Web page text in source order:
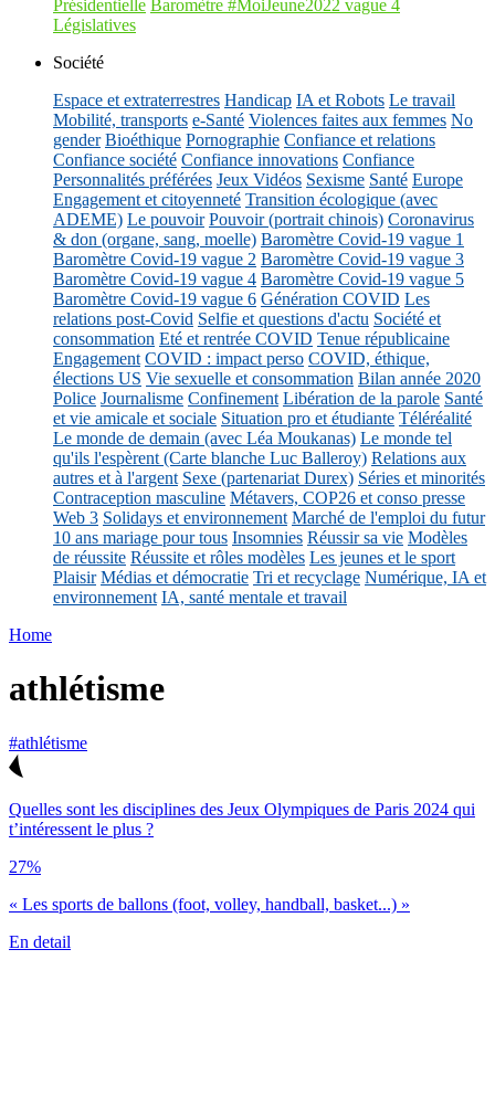
Présidentielle Baromètre #MoiJeune2022 vague 4
Législatives
Société
Espace et extraterrestres Handicap IA et Robots Le travail
Mobilité, transports e-Santé Violences faites aux femmes No
gender Bioéthique Pornographie Confiance et relations
Confiance société Confiance innovations Confiance
Personnalités préférées Jeux Vidéos Sexisme Santé Europe
Engagement et citoyenneté Transition écologique (avec
ADEME) Le pouvoir Pouvoir (portrait chinois) Coronavirus
& don (organe, sang, moelle) Baromètre Covid-19 vague 1
Baromètre Covid-19 vague 2 Baromètre Covid-19 vague 3
Baromètre Covid-19 vague 4 Baromètre Covid-19 vague 5
Baromètre Covid-19 vague 6 Génération COVID Les
relations post-Covid Selfie et questions d'actu Société et
consommation Eté et rentrée COVID Tenue républicaine
Engagement COVID : impact perso COVID, éthique,
élections US Vie sexuelle et consommation Bilan année 2020
Police Journalisme Confinement Libération de la parole Santé
et vie amicale et sociale Situation pro et étudiante Téléréalité
Le monde de demain (avec Léa Moukanas) Le monde tel
qu'ils l'espèrent (Carte blanche Luc Balleroy) Relations aux
autres et à l'argent Sexe (partenariat Durex) Séries et minorités
Contraception masculine Métavers, COP26 et conso presse
Web 3 Solidays et environnement Marché de l'emploi du futur
10 ans mariage pour tous Insomnies Réussir sa vie Modèles
de réussite Réussite et rôles modèles Les jeunes et le sport
Plaisir Médias et démocratie Tri et recyclage Numérique, IA et
environnement IA, santé mentale et travail
Home
athlétisme
#athlétisme
Quelles sont les disciplines des Jeux Olympiques de Paris 2024 qui
t’intéressent le plus ?
27%
« Les sports de ballons (foot, volley, handball, basket...) »
En detail